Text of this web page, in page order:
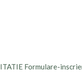
Formulare-